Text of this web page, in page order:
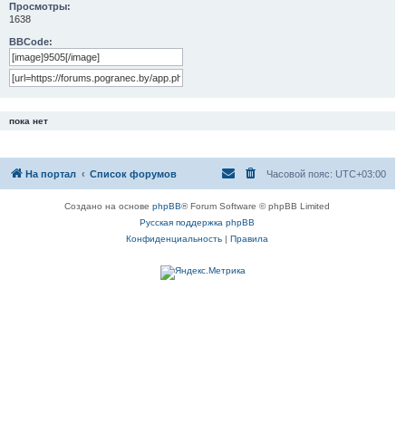
Просмотры:
1638
BBCode:
пока нет
На портал Список форумов Часовой пояс: UTC+03:00
Создано на основеphpBB® Forum Software © phpBB Limited
Русская поддержка phpBB
Конфиденциальность |Правила